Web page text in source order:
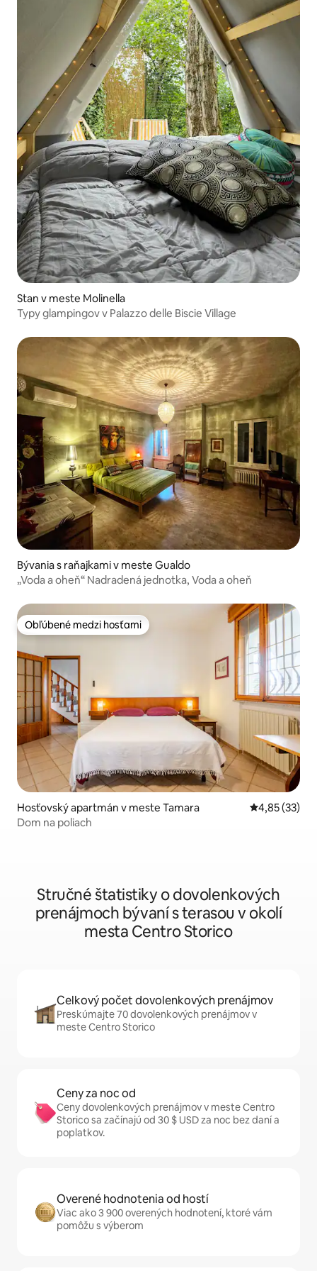
Stan v meste Molinella
Typy glampingov v Palazzo delle Biscie Village
Bývania s raňajkami v meste Gualdo
„Voda a oheň“ Nadradená jednotka, Voda a oheň
Obľúbené medzi hosťami
Obľúbené medzi hosťami
Hosťovský apartmán v meste Tamara Priemerné
4,85 (33)
Dom na poliach
Stručné štatistiky o dovolenkových
prenájmoch bývaní s terasou v okolí
mesta Centro Storico
Celkový počet dovolenkových prenájmov
Preskúmajte 70 dovolenkových prenájmov v
meste Centro Storico
Ceny za noc od
Ceny dovolenkových prenájmov v meste Centro
Storico sa začínajú od 30 $ USD za noc bez daní a
poplatkov.
Overené hodnotenia od hostí
Viac ako 3 900 overených hodnotení, ktoré vám
pomôžu s výberom